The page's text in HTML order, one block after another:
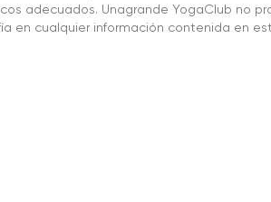
adecuados. Unagrande YogaClub no
en cualquier información contenida en